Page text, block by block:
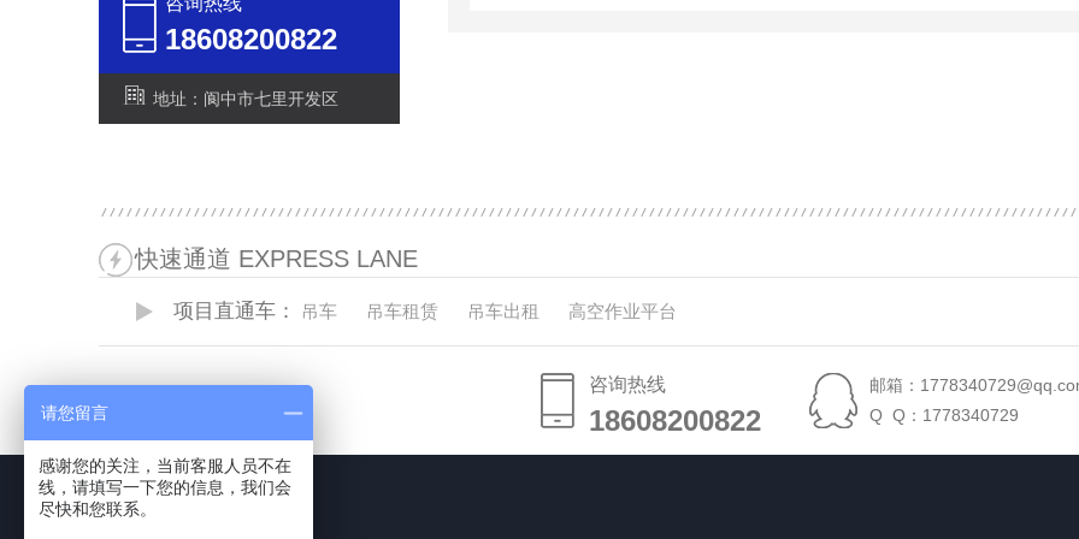
18608200822
地址：阆中市七里开发区
快速通道 EXPRESS LANE
项目直通车： 吊车 吊车租赁 吊车出租 高空作业平台
咨询热线
18608200822
18608200822
邮箱：
Q Q：1778340729
联系方式
请您留言
感谢您的关注，当前客服人员不在
线，请填写一下您的信息，我们会
尽快和您联系。